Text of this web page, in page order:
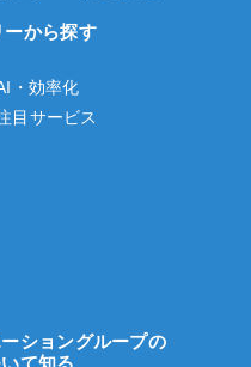
ーから探す
・効率化
目サービス
ショングループの
て知る